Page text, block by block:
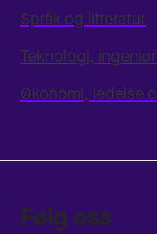
Språk og litteratur
Teknologi,
Økonomi, ledelse
Følg oss